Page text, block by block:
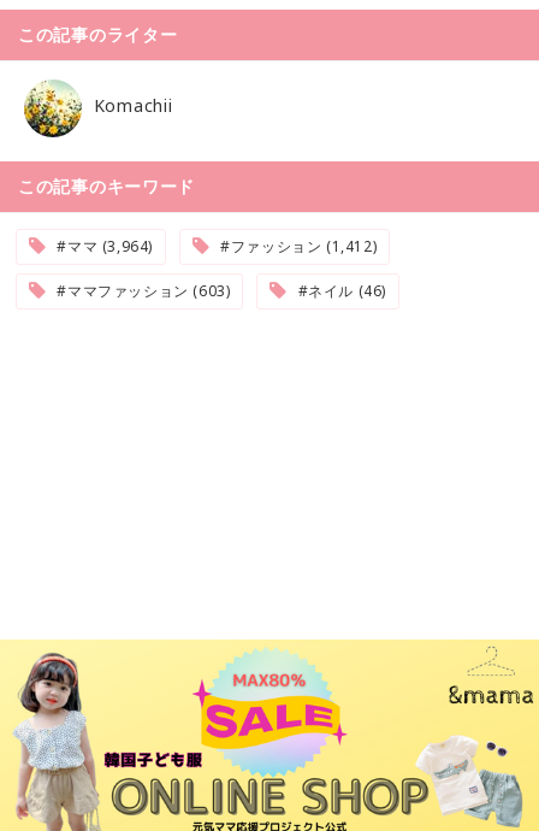
この記事のライター
Komachii
この記事のキーワード
#ママ (3,964) #ファッション (1,412)
#ママファッション (603) #ネイル (46)